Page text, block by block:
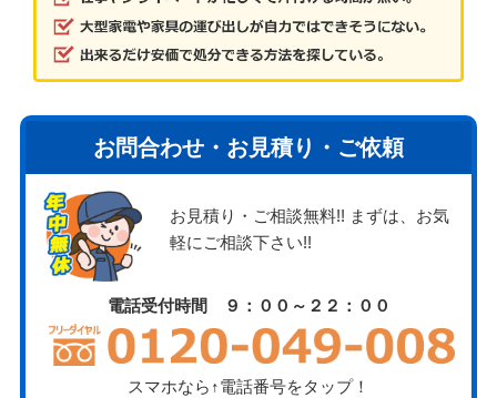
お問合わせ・お見積り・ご依頼
お見積り・ご相談無料!! まずは、お気
軽にご相談下さい!!
電話受付時間 ９：００～２２：００
スマホなら↑電話番号をタップ！